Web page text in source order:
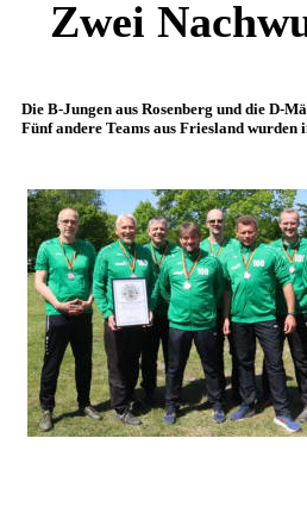
Zwei
Die B-Jungen aus Rosenberg und die D-
Fünf andere Teams aus Friesland